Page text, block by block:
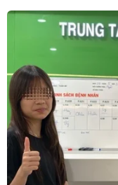
CƠ QUAN CHỦ QUẢN:
Tổng Biên tập:
Phó Tổng Biên tập:
THỦY
Sở hữu trí tuệ
RSS
Ngôn ngữ